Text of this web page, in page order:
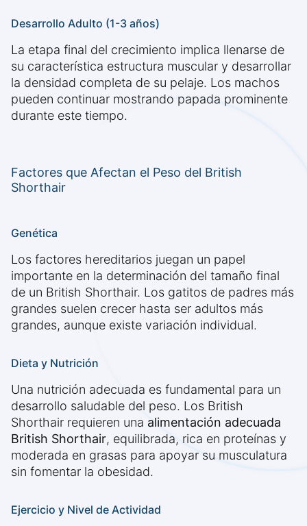
Desarrollo Adulto (1-3 años)
La etapa final del crecimiento implica llenarse de
su característica estructura muscular y desarrollar
la densidad completa de su pelaje. Los machos
pueden continuar mostrando papada prominente
durante este tiempo.
Factores que Afectan el Peso del British
Shorthair
Genética
Los factores hereditarios juegan un papel
importante en la determinación del tamaño final
de un British Shorthair. Los gatitos de padres más
grandes suelen crecer hasta ser adultos más
grandes, aunque existe variación individual.
Dieta y Nutrición
Una nutrición adecuada es fundamental para un
desarrollo saludable del peso. Los British
Shorthair requieren una alimentación adecuada
British Shorthair, equilibrada, rica en proteínas y
moderada en grasas para apoyar su musculatura
sin fomentar la obesidad.
Ejercicio y Nivel de Actividad